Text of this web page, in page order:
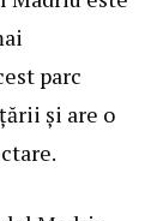
parc
și are o